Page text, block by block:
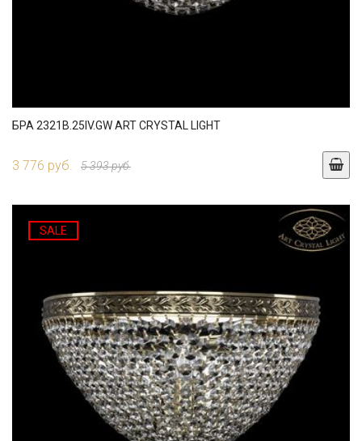
БРА 2321B.25IV.GW ART CRYSTAL LIGHT
3 776 руб. 5 393 руб.
SALE